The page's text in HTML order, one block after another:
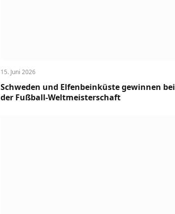
15. Juni 2026
Schweden und Elfenbeinküste gewinnen bei
der Fußball-Weltmeisterschaft